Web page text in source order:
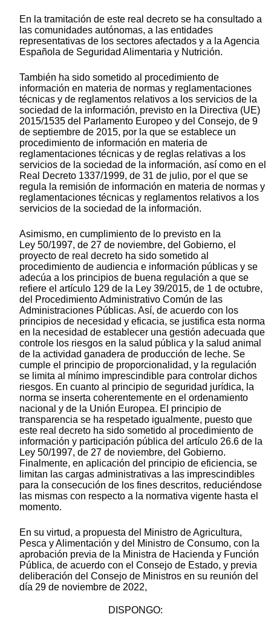
En la tramitación de este real decreto se ha consultado a
las comunidades autónomas, a las entidades
representativas de los sectores afectados y a la Agencia
Española de Seguridad Alimentaria y Nutrición.
También ha sido sometido al procedimiento de
información en materia de normas y reglamentaciones
técnicas y de reglamentos relativos a los servicios de la
sociedad de la información, previsto en la Directiva (UE)
2015/1535 del Parlamento Europeo y del Consejo, de 9
de septiembre de 2015, por la que se establece un
procedimiento de información en materia de
reglamentaciones técnicas y de reglas relativas a los
servicios de la sociedad de la información, así como en el
Real Decreto 1337/1999, de 31 de julio, por el que se
regula la remisión de información en materia de normas y
reglamentaciones técnicas y reglamentos relativos a los
servicios de la sociedad de la información.
Asimismo, en cumplimiento de lo previsto en la
Ley 50/1997, de 27 de noviembre, del Gobierno, el
proyecto de real decreto ha sido sometido al
procedimiento de audiencia e información públicas y se
adecúa a los principios de buena regulación a que se
refiere el artículo 129 de la Ley 39/2015, de 1 de octubre,
del Procedimiento Administrativo Común de las
Administraciones Públicas. Así, de acuerdo con los
principios de necesidad y eficacia, se justifica esta norma
en la necesidad de establecer una gestión adecuada que
controle los riesgos en la salud pública y la salud animal
de la actividad ganadera de producción de leche. Se
cumple el principio de proporcionalidad, y la regulación
se limita al mínimo imprescindible para controlar dichos
riesgos. En cuanto al principio de seguridad jurídica, la
norma se inserta coherentemente en el ordenamiento
nacional y de la Unión Europea. El principio de
transparencia se ha respetado igualmente, puesto que
este real decreto ha sido sometido al procedimiento de
información y participación pública del artículo 26.6 de la
Ley 50/1997, de 27 de noviembre, del Gobierno.
Finalmente, en aplicación del principio de eficiencia, se
limitan las cargas administrativas a las imprescindibles
para la consecución de los fines descritos, reduciéndose
las mismas con respecto a la normativa vigente hasta el
momento.
En su virtud, a propuesta del Ministro de Agricultura,
Pesca y Alimentación y del Ministro de Consumo, con la
aprobación previa de la Ministra de Hacienda y Función
Pública, de acuerdo con el Consejo de Estado, y previa
deliberación del Consejo de Ministros en su reunión del
día 29 de noviembre de 2022,
DISPONGO: